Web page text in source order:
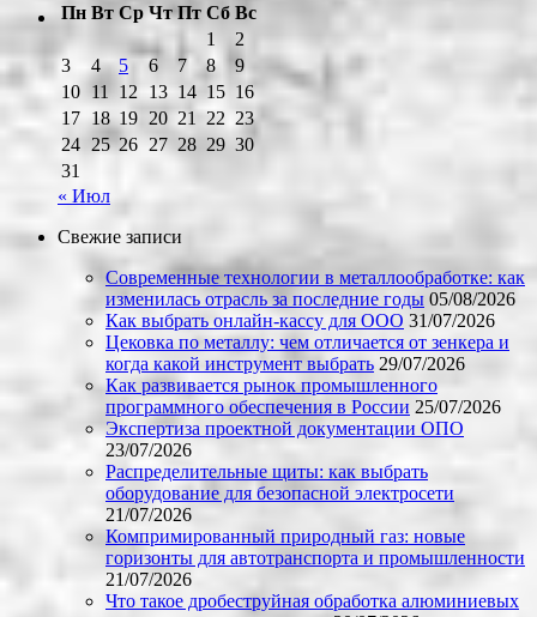
Пн Вт Ср Чт Пт Сб Вс
1
2
3
4 5 6 7 8
9
10 11 12 13 14 15 16
17 18 19 20 21 22 23
24 25 26 27 28 29 30
31
« Июл
Свежие записи
Современные технологии в металлообработке: как
изменилась отрасль за последние годы 05/08/2026
Как выбрать онлайн-кассу для ООО 31/07/2026
Цековка по металлу: чем отличается от зенкера и
когда какой инструмент выбрать 29/07/2026
Как развивается рынок промышленного
программного обеспечения в России 25/07/2026
Экспертиза проектной документации ОПО
23/07/2026
Распределительные щиты: как выбрать
оборудование для безопасной электросети
21/07/2026
Компримированный природный газ: новые
горизонты для автотранспорта и промышленности
21/07/2026
Что такое дробеструйная обработка алюминиевых